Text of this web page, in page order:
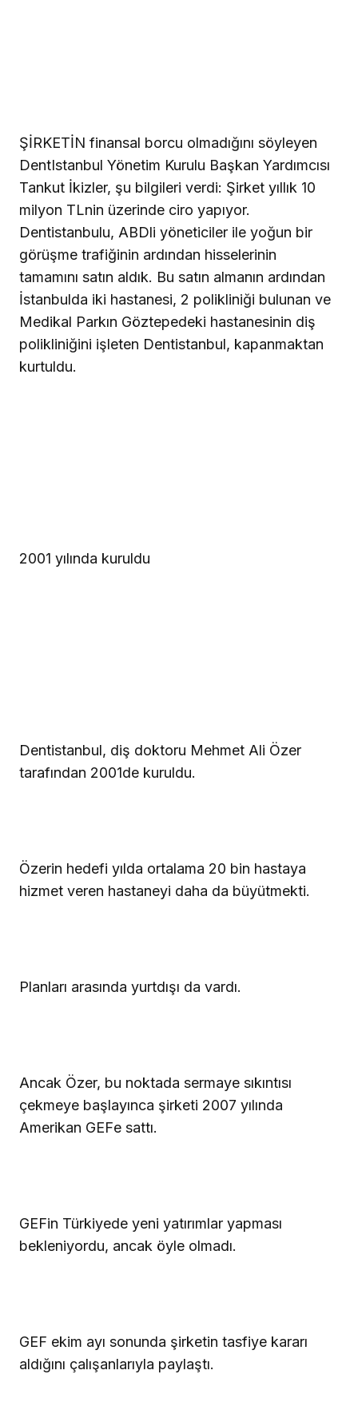
ŞİRKETİN finansal borcu olmadığını söyleyen
DentIstanbul Yönetim Kurulu Başkan Yardımcısı
Tankut İkizler, şu bilgileri verdi: Şirket yıllık 10
milyon TLnin üzerinde ciro yapıyor.
Dentistanbulu, ABDli yöneticiler ile yoğun bir
görüşme trafiğinin ardından hisselerinin
tamamını satın aldık. Bu satın almanın ardından
İstanbulda iki hastanesi, 2 polikliniği bulunan ve
Medikal Parkın Göztepedeki hastanesinin diş
polikliniğini işleten Dentistanbul, kapanmaktan
kurtuldu.
2001 yılında kuruldu
Dentistanbul, diş doktoru Mehmet Ali Özer
tarafından 2001de kuruldu.
Özerin hedefi yılda ortalama 20 bin hastaya
hizmet veren hastaneyi daha da büyütmekti.
Planları arasında yurtdışı da vardı.
Ancak Özer, bu noktada sermaye sıkıntısı
çekmeye başlayınca şirketi 2007 yılında
Amerikan GEFe sattı.
GEFin Türkiyede yeni yatırımlar yapması
bekleniyordu, ancak öyle olmadı.
GEF ekim ayı sonunda şirketin tasfiye kararı
aldığını çalışanlarıyla paylaştı.